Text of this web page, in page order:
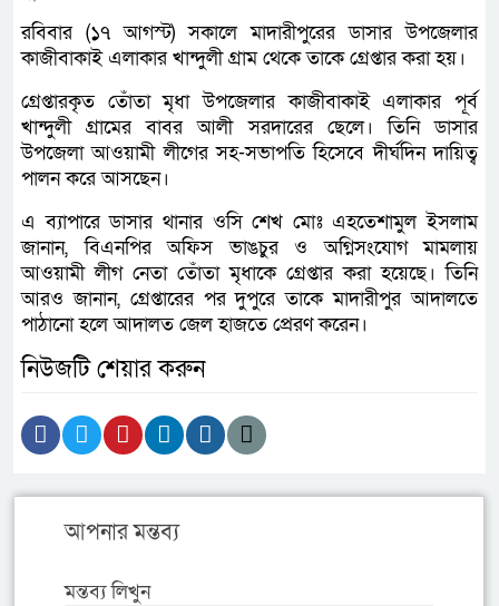
রবিবার (১৭ আগস্ট) সকালে মাদারীপুরের ডাসার উপজেলার
কাজীবাকাই এলাকার খান্দুলী গ্রাম থেকে তাকে গ্রেপ্তার করা হয়।
গ্রেপ্তারকৃত তোঁতা মৃধা উপজেলার কাজীবাকাই এলাকার পূর্ব
খান্দুলী গ্রামের বাবর আলী সরদারের ছেলে। তিনি ডাসার
উপ‌জেলা আওয়ামী লীগের সহ-সভাপতি হিসেবে দীর্ঘদিন দায়িত্ব
পালন করে আসছেন।
এ ব্যাপারে ডাসার থানার ওসি শেখ মোঃ এহতেশামুল ইসলাম
জানান, বিএনপির অফিস ভাঙচুর ও অগ্নিসংযোগ মামলায়
আওয়ামী লীগ নেতা তোঁতা মৃধাকে গ্রেপ্তার করা হয়েছে। তিনি
আরও জানান, গ্রেপ্তারের পর দুপু‌রে তা‌কে মাদারীপুর আদাল‌তে
পাঠা‌নো হ‌লে আদালত জেল হাজ‌তে প্রেরণ করেন।
নিউজটি শেয়ার করুন
আপনার মন্তব্য
মন্তব্য লিখুন